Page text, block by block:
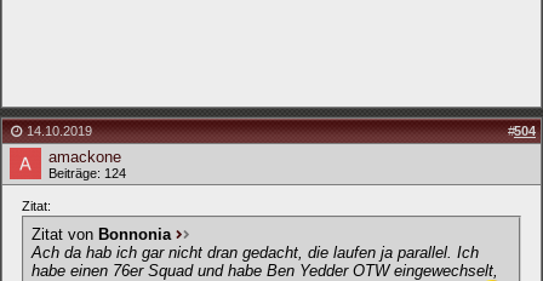
14.10.2019 #504
amackone
Beiträge: 124
Zitat:
Zitat von Bonnonia
Ach da hab ich gar nicht dran gedacht, die laufen ja parallel. Ich
habe einen 76er Squad und habe Ben Yedder OTW eingewechselt,